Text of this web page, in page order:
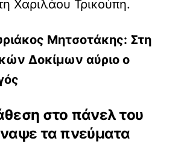
Χαριλάου Τρικούπη.
Μητσοτάκης: Στη
Δοκίμων αύριο ο
στο πάνελ του
τα πνεύματα